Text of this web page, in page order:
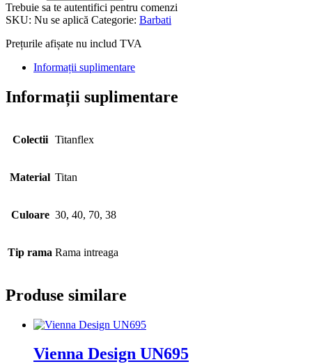
Trebuie sa te autentifici pentru comenzi
SKU: Nu se aplică Categorie: Barbati
Prețurile afișate nu includ TVA
Informații suplimentare
Informații suplimentare
Colectii Titanflex
Material Titan
Culoare 30, 40, 70, 38
Tip rama Rama intreaga
Produse similare
Vienna Design UN695